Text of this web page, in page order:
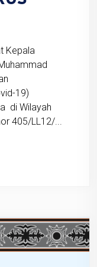
Kepala
19)
di Wilayah
405/LL12/...